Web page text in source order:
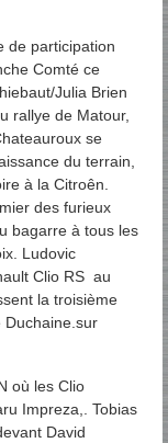
de participation
Comté ce
Julia Brien
rallye de Matour,
se
du terrain,
à la Citroên.
des furieux
bagarre à tous les
Ludovic
Clio RS au
la troisième
Duchaine.sur
où les Clio
Impreza,. Tobias
David